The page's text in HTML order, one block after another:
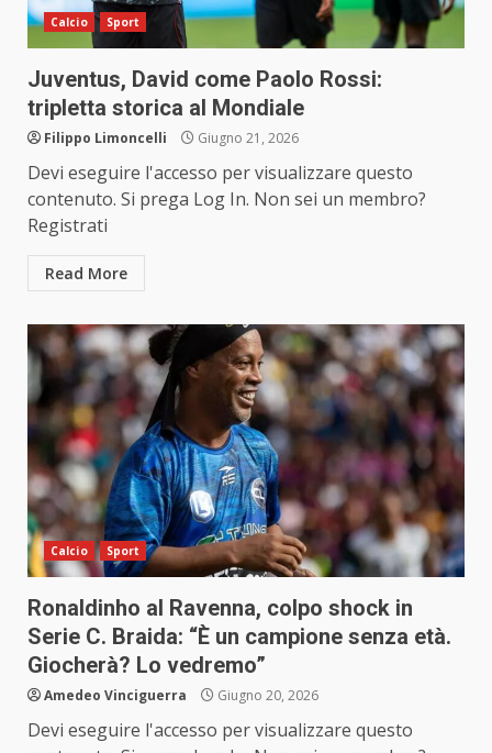
Calcio Sport
Juventus, David come Paolo Rossi:
tripletta storica al Mondiale
Filippo Limoncelli Giugno 21, 2026
Devi eseguire l'accesso per visualizzare questo
contenuto. Si prega Log In. Non sei un membro?
Registrati
Read More
Calcio Sport
Ronaldinho al Ravenna, colpo shock in
Serie C. Braida: “È un campione senza età.
Giocherà? Lo vedremo”
Amedeo Vinciguerra Giugno 20, 2026
Devi eseguire l'accesso per visualizzare questo